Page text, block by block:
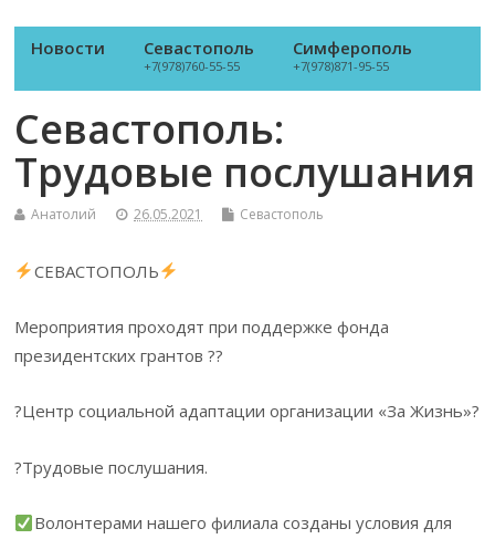
Новости Севастополь
+7(978)760-55-55
Симферополь
+7(978)871-95-55
Севастополь:
Трудовые послушания
Анатолий 26.05.2021 Севастополь
СЕВАСТОПОЛЬ
Мероприятия проходят при поддержке фонда
президентских грантов ??
?Центр социальной адаптации организации «За Жизнь»?
?Трудовые послушания.
Волонтерами нашего филиала созданы условия для